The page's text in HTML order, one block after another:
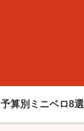
予算別ミニベロ8選